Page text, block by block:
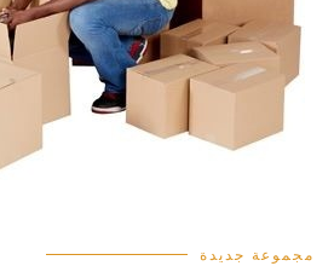
مجموعة جديدة